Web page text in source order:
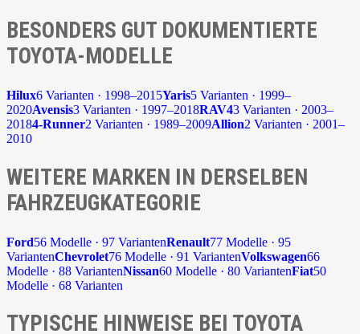
BESONDERS GUT DOKUMENTIERTE
TOYOTA-MODELLE
Hilux6 Varianten · 1998–2015Yaris5 Varianten · 1999–
2020Avensis3 Varianten · 1997–2018RAV43 Varianten · 2003–
20184-Runner2 Varianten · 1989–2009Allion2 Varianten · 2001–
2010
WEITERE MARKEN IN DERSELBEN
FAHRZEUGKATEGORIE
Ford56 Modelle · 97 VariantenRenault77 Modelle · 95
VariantenChevrolet76 Modelle · 91 VariantenVolkswagen66
Modelle · 88 VariantenNissan60 Modelle · 80 VariantenFiat50
Modelle · 68 Varianten
TYPISCHE HINWEISE BEI TOYOTA